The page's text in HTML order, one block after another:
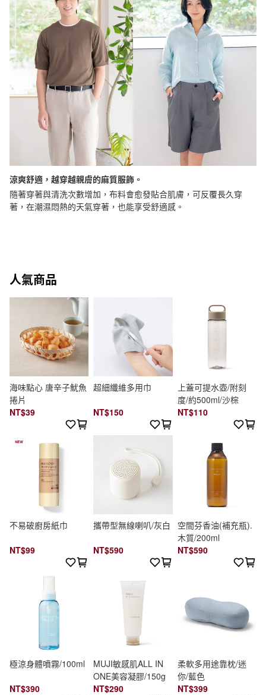
涼爽舒適，越穿越親膚的麻質服飾。
隨著穿著與清洗次數增加，布料會愈發貼合肌膚，可反覆長久穿
著，在潮濕悶熱的天氣穿著，也能享受舒適感。
人氣商品
海味點心 唐辛子魷魚
捲片
NT$39
超細纖維多用巾
NT$150
上蓋可提水壺/附刻
度/約500ml/沙棕
NT$110
不易破廚房紙巾
NT$99
攜帶型無線喇叭/灰白
NT$590
空間芬香油(補充瓶).
木質/200ml
NT$590
極涼身體噴霧/100ml
NT$390
MUJI敏感肌ALL IN
ONE美容凝膠/150g
NT$290
柔軟多用途靠枕/迷
你/藍色
NT$399